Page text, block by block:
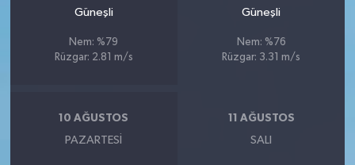
Güneşli
Nem: %79
Rüzgar: 2.81 m/s
Güneşli
Nem: %76
Rüzgar: 3.31 m/s
10 AĞUSTOS
PAZARTESI
11 AĞUSTOS
SALI